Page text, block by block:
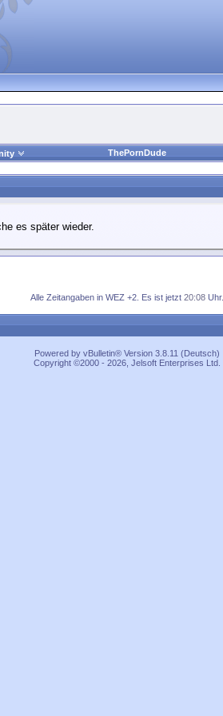
ThePornDude
es später wieder.
Alle Zeitangaben in WEZ +2. Es ist jetzt 20:08 Uhr.
Powered by vBulletin® Version 3.8.11 (Deutsch)
Copyright ©2000 - 2026, Jelsoft Enterprises Ltd.